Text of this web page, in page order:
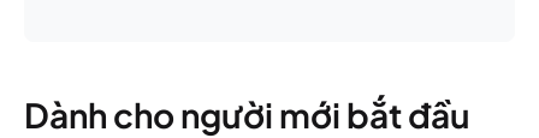
Dành cho người mới bắt đầu